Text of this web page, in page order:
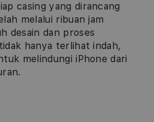
casing yang dirancang
melalui ribuan jam
desain dan proses
hanya terlihat indah,
melindungi iPhone dari